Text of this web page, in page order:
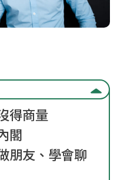
得商量
閣
朋友、學會聊